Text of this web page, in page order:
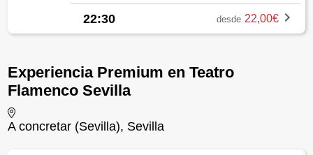
22:30 desde 22,00€
Experiencia Premium en Teatro
Flamenco Sevilla
A concretar (Sevilla), Sevilla